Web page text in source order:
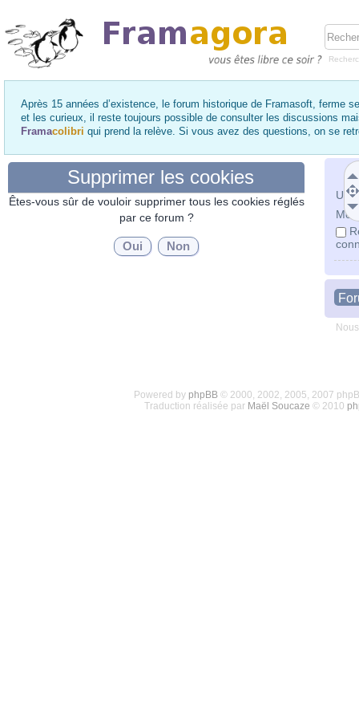
Après 15 années d’existence, le forum historique de Framasoft, ferme
et les curieux, il reste toujours possible de consulter les discussions
Framacolibri qui prend la relève. Si vous avez des questions, on se
Mot
Supprimer les cookies
Êtes-vous sûr de vouloir supprimer tous les cookies réglés
par ce forum ?
Powered by phpBB© 2000, 2002, 2005, 2007
Traduction réalisée par Maël Soucaze © 2010